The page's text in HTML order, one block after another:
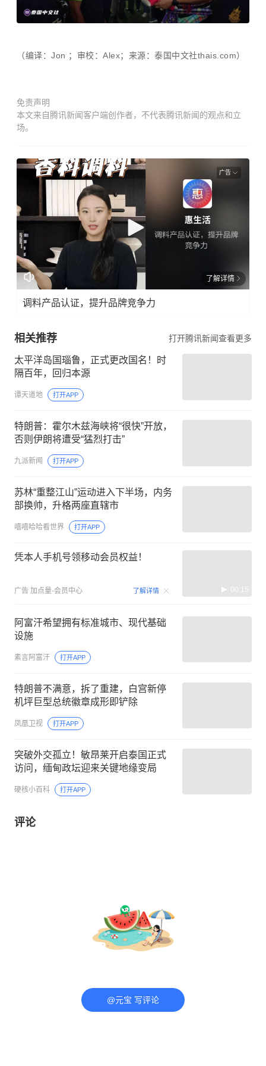
（编译：Jon ；审校：Alex；来源：泰国中文社thais.com）
免责声明
本文来自腾讯新闻客户端创作者，不代表腾讯新闻的观点和立
场。
广告
了解详情
调料产品认证，提升品牌竞争力
相关推荐 打开腾讯新闻查看更多
太平洋岛国瑙鲁，正式更改国名！时
隔百年，回归本源
谭天道地 打开APP
特朗普：霍尔木兹海峡将“很快”开放，
否则伊朗将遭受“猛烈打击”
九派新闻 打开APP
苏林“重整江山”运动进入下半场，内务
部换帅，升格两座直辖市
嘻嘻哈哈看世界 打开APP
凭本人手机号领移动会员权益！
广告 加点量-会员中心 了解详情 00:15
阿富汗希望拥有标准城市、现代基础
设施
素言阿富汗 打开APP
特朗普不满意，拆了重建，白宫新停
机坪巨型总统徽章成形即铲除
凤凰卫视 打开APP
突破外交孤立！敏昂莱开启泰国正式
访问，缅甸政坛迎来关键地缘变局
硬核小百科 打开APP
评论
@元宝 写评论